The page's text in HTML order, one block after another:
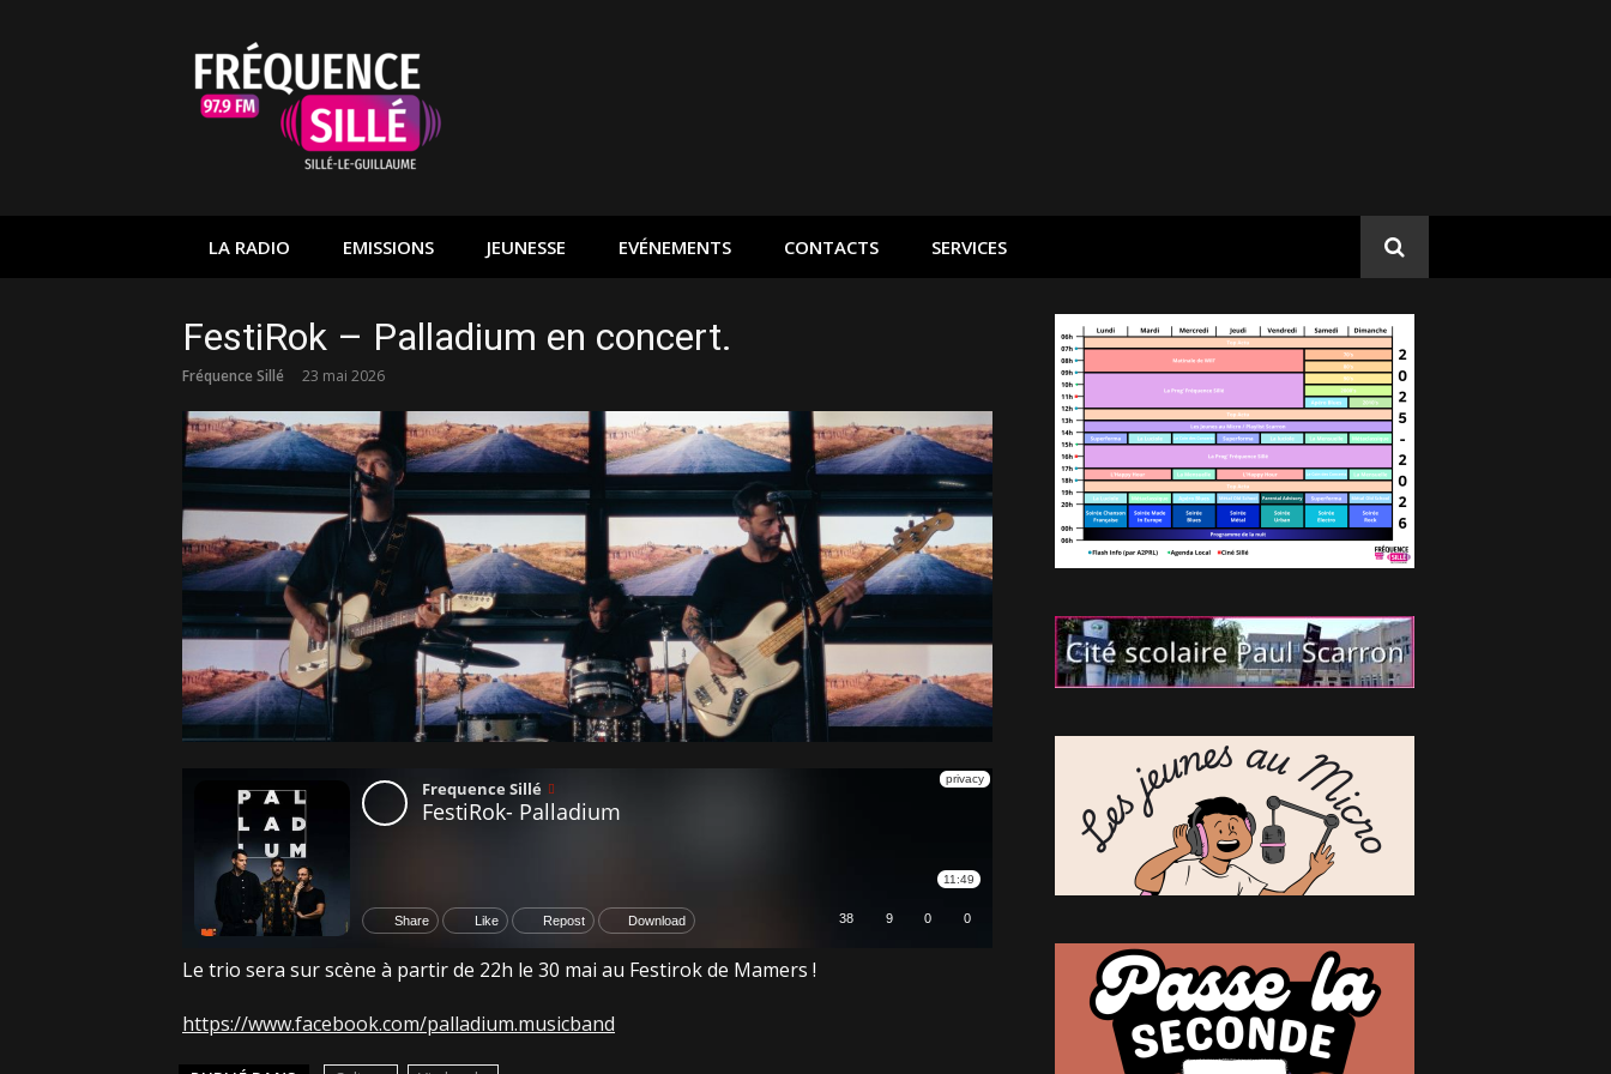
LA RADIO EMISSIONS JEUNESSE EVÉNEMENTS CONTACTS SERVICES
FestiRok – Palladium en concert.
Fréquence Sillé 23 mai 2026
Le trio sera sur scène à partir de 22h le 30 mai au Festirok de Mamers !
https://www.facebook.com/palladium.musicband